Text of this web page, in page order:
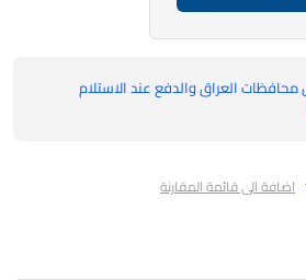
العراق والدفع عند الاستلام
اضافة الى قائمة المقارنة